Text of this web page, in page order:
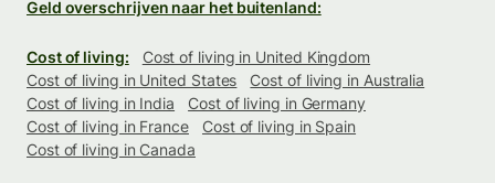
Geld overschrijven naar het buitenland:
Cost of living:
Cost of living in United Kingdom
Cost of living in United States
Cost of living in Australia
Cost of living in India
Cost of living in Germany
Cost of living in France
Cost of living in Spain
Cost of living in Canada